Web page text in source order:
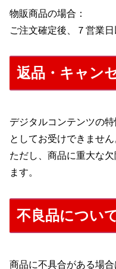
物販商品の場合：
ご注文確定後、７営業
返品・キャン
デジタルコンテンツの
としてお受けできません
ただし、商品に重大な
ます。
不良品につい
商品に不具合がある場